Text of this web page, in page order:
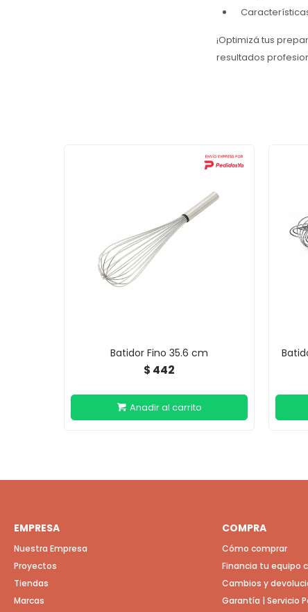
¡Optimizá tus
resultados
Batidor Fino 35.6 cm
$ 442
EMPRESA
Nuestra Empresa
Proyectos
Tiendas
Marcas
COMPRA
Cómo comprar
Financia tu equipo
Cambios y
Garantía | Servicio